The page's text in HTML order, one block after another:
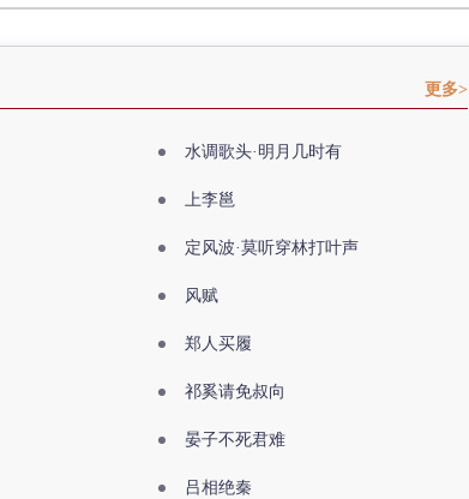
更多>
水调歌头·明月几时有
上李邕
定风波·莫听穿林打叶声
风赋
郑人买履
祁奚请免叔向
晏子不死君难
吕相绝秦